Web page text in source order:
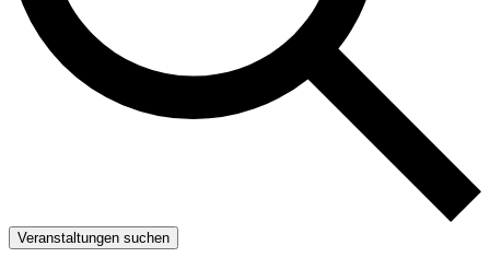
Veranstaltungen suchen